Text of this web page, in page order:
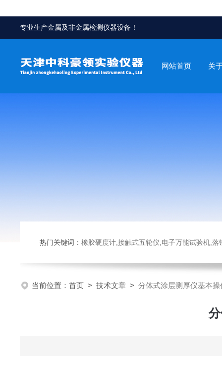
专业生产金属及非金属检测仪器设备！
网站首页 关
热门关键词： 橡胶硬度计,接触式五轮仪,电子万能试验机,落锤冲击试验机,数显
当前位置： 首页 > 技术文章 > 分体式涂层测厚仪基本